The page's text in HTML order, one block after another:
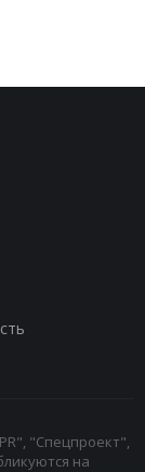
"Спецпроект",
на